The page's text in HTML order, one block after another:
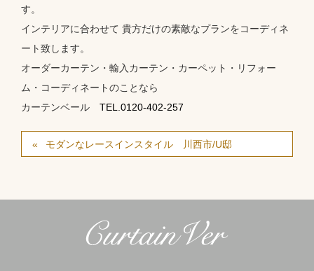
す。
インテリアに合わせて 貴方だけの素敵なプランをコーディネ
ート致します。
オーダーカーテン・輸入カーテン・カーペット・リフォー
ム・コーディネートのことなら
カーテンベール TEL.0120-402-257
モダンなレースインスタイル 川西市/U邸